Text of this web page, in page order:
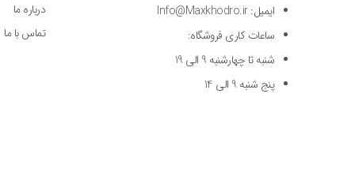
درباره ما
تماس با ما
ایمیل: Info@Maxkhodro.ir
ساعات کاری فروشگاه:
شنبه تا چهارشنبه 9 الی 19
پنج شنبه 9 الی 14